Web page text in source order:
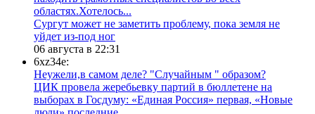
областях.Хотелось...
Сургут может не заметить проблему, пока земля не
уйдет из-под ног
06 августа в 22:31
6xz34e:
Неужели,в самом деле? "Случайным " образом?
ЦИК провела жеребьевку партий в бюллетене на
выборах в Госдуму: «Единая Россия» первая, «Новые